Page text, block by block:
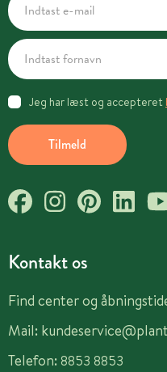
Kontakt os
Find center og
Mail:
Telefon: 8853 8853
Tilmeld
Jeg har læst og accepteret